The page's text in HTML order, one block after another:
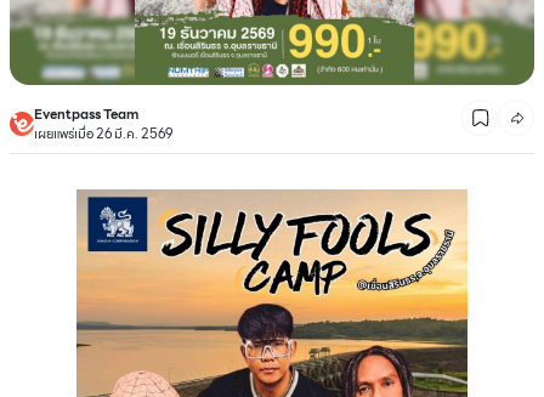
Eventpass Team
เผยแพร่เมื่อ 26 มี.ค. 2569